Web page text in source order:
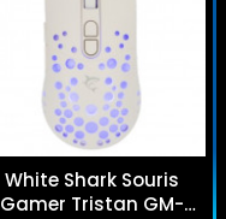
White Shark Souris
Gamer Tristan GM-